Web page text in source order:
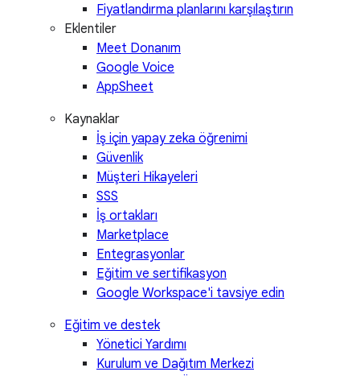
Fiyatlandırma planlarını karşılaştırın
Eklentiler
Meet Donanım
Google Voice
AppSheet
Kaynaklar
İş için yapay zeka öğrenimi
Güvenlik
Müşteri Hikayeleri
SSS
İş ortakları
Marketplace
Entegrasyonlar
Eğitim ve sertifikasyon
Google Workspace'i tavsiye edin
Eğitim ve destek
Yönetici Yardımı
Kurulum ve Dağıtım Merkezi